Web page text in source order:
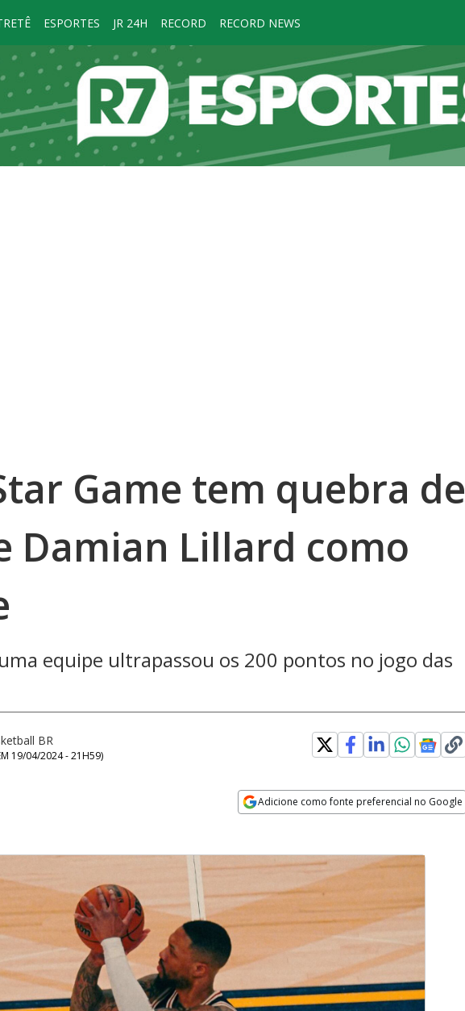
ESPORTES JR 24H RECORD RECORD NEWS
Game tem quebra de
Damian Lillard como
equipe ultrapassou os 200 pontos no jogo das
BR
19/04/2024 - 21H59)
Adicione como fonte preferencial no Google